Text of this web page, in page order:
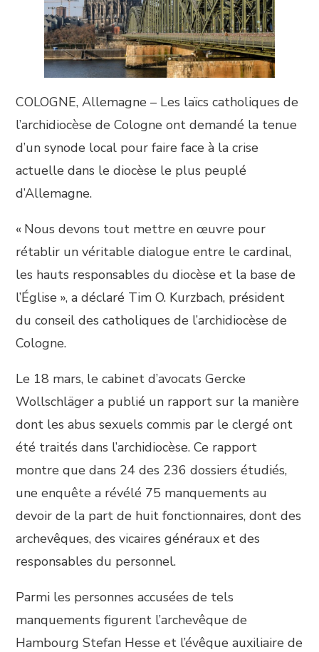
COLOGNE, Allemagne – Les laïcs catholiques de
l’archidiocèse de Cologne ont demandé la tenue
d’un synode local pour faire face à la crise
actuelle dans le diocèse le plus peuplé
d’Allemagne.
« Nous devons tout mettre en œuvre pour
rétablir un véritable dialogue entre le cardinal,
les hauts responsables du diocèse et la base de
l’Église », a déclaré Tim O. Kurzbach, président
du conseil des catholiques de l’archidiocèse de
Cologne.
Le 18 mars, le cabinet d’avocats Gercke
Wollschläger a publié un rapport sur la manière
dont les abus sexuels commis par le clergé ont
été traités dans l’archidiocèse. Ce rapport
montre que dans 24 des 236 dossiers étudiés,
une enquête a révélé 75 manquements au
devoir de la part de huit fonctionnaires, dont des
archevêques, des vicaires généraux et des
responsables du personnel.
Parmi les personnes accusées de tels
manquements figurent l’archevêque de
Hambourg Stefan Hesse et l’évêque auxiliaire de